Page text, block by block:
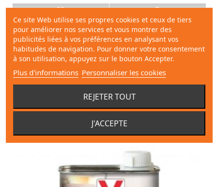
Entretien parquet huilé 1L V33
21,18 €
Ajouter au panier
Ce site Web utilise ses propres cookies et ceux de tiers
pour améliorer nos services et vous montrer des
publicités liées à vos préférences en analysant vos
habitudes de navigation. Pour donner votre consentement
à son utilisation, appuyez sur le bouton Accepter.
Plus d'informations Personnaliser les cookies
REJETER TOUT
J'ACCEPTE